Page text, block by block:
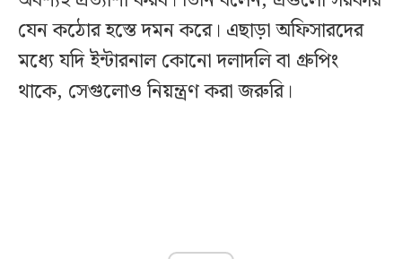
যেন কঠোর হস্তে দমন করে। এছাড়া অফিসারদের
মধ্যে যদি ইন্টারনাল কোনো দলাদলি বা গ্রুপিং
থাকে, সেগুলোও নিয়ন্ত্রণ করা জরুরি।